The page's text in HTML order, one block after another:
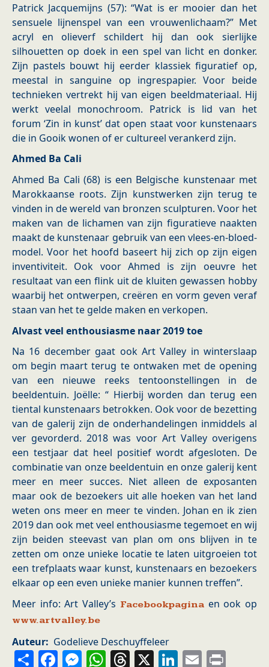
Patrick Jacquemijns (57): “Wat is er mooier dan het
sensuele lijnenspel van een vrouwenlichaam?” Met
acryl en olieverf schildert hij dan ook sierlijke
silhouetten op doek in een spel van licht en donker.
Zijn pastels bouwt hij eerder klassiek figuratief op,
meestal in sanguine op ingrespapier. Voor beide
technieken vertrekt hij van eigen beeldmateriaal. Hij
werkt veelal monochroom. Patrick is lid van het
forum ‘Zin in kunst’ dat open staat voor kunstenaars
die in Gooik wonen of er cultureel verankerd zijn.
Ahmed Ba Cali
Ahmed Ba Cali (68) is een Belgische kunstenaar met
Marokkaanse roots. Zijn kunstwerken zijn terug te
vinden in de wereld van bronzen sculpturen. Voor het
maken van de lichamen van zijn figuratieve naakten
maakt de kunstenaar gebruik van een vlees-en-bloed-
model. Voor het hoofd baseert hij zich op zijn eigen
inventiviteit. Ook voor Ahmed is zijn oeuvre het
resultaat van een flink uit de kluiten gewassen hobby
waarbij het ontwerpen, creëren en vorm geven veraf
staan van het te gelde maken en verkopen.
Alvast veel enthousiasme naar 2019 toe
Na 16 december gaat ook Art Valley in winterslaap
om begin maart terug te ontwaken met de opening
van een nieuwe reeks tentoonstellingen in de
beeldentuin. Joëlle: “ Hierbij worden dan terug een
tiental kunstenaars betrokken. Ook voor de bezetting
van de galerij zijn de onderhandelingen inmiddels al
ver gevorderd. 2018 was voor Art Valley overigens
een testjaar dat heel positief wordt afgesloten. De
combinatie van onze beeldentuin en onze galerij kent
meer en meer succes. Niet alleen de exposanten
maar ook de bezoekers uit alle hoeken van het land
weten ons meer en meer te vinden. Johan en ik zien
2019 dan ook met veel enthousiasme tegemoet en wij
zijn beiden steevast van plan om ons blijven in te
zetten om onze unieke locatie te laten uitgroeien tot
een trefplaats waar kunst, kunstenaars en bezoekers
elkaar op een even unieke manier kunnen treffen”.
Meer info: Art Valley’s Facebookpaginaen ook op
www.artvalley.be
Auteur Godelieve Deschuyffeleer
ShareFacebook
Messenger
WhatsApp
Threads
X LinkedIn
Email